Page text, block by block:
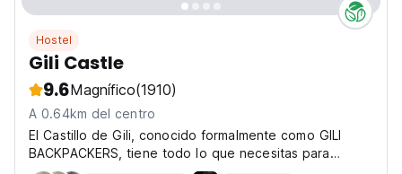
Hostel
Gili Castle
9.6Magnífico(1910)
A 0.64km del centro
El Castillo de Gili, conocido formalmente como GILI
BACKPACKERS, tiene todo lo que necesitas para
pasarlo en grande, una gran zona chill out con piscina,